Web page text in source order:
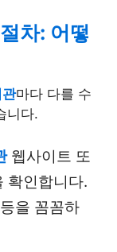
차: 어떻
마다 다를 수
니다.
웹사이트 또
확인합니다.
등을 꼼꼼하